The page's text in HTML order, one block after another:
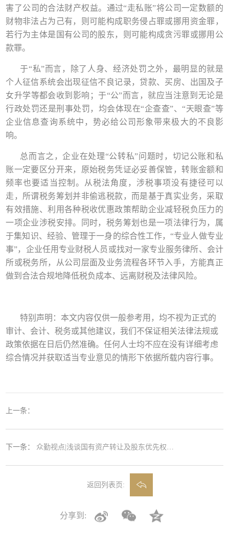
害了公司的合法财产权益。通过“走私账”将公司一定数额的
财物非法占为己有，则可能构成职务侵占罪或挪用资金罪，
若行为主体是国有公司的股东，则可能构成贪污罪或挪用公
款罪。
于“私”而言，除了人身、经济处罚之外，最明显的就是
个人征信系统会出现征信不良记录，贷款、买房、出国及子
女升学等都会收到影响；于“公”而言，就应当注意到无论是
行政处罚还是刑事处罚，均会体现在“企查查”、“天眼查”等
企业信息查询系统中，势必给公司形象带来极大的不良影
响。
总而言之，企业在处理“公转私”问题时，切记公账和私
账一定要区分开来，原始税务凭证必妥善保管，转账金额和
频率也要适当控制。从税法角度，涉税事项没有捷径可以
走，所谓税务筹划并非偷逃税款，而是基于真实业务，采取
有效措施、利用各种税收优惠政策帮助企业减轻税负压力的
一项企业涉税安排。同时，税务筹划也是一项法律行为，属
于集知识、经验、管理于一身的综合性工作，“专业人做专业
事”，企业任用专业财税人员或找对一家专业服务律所、会计
所或税务所，从公司层面及业务流程各环节入手，方能真正
做到合法合规地降低税负成本、远离财税及法律风险。
特别声明：本文内容仅供一般参考用，均不视为正式的
审计、会计、税务或其他建议，我们不保证相关法律法规或
政策依据在日后仍然准确。任何人士均不应在没有详细考虑
综合情况并获取适当专业意见的情形下依据所载内容行事。
上一条：
下一条： 众勤视点|浅谈国有资产转让及股东优先权行使的相关问题
返回列表页:
分享到: